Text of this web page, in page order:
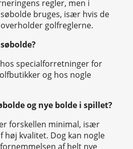
regler, men i
bruges, især hvis de
golfreglerne.
specialforretninger for
og hos nogle
og nye bolde i spillet?
forskellen minimal, især
høj kvalitet. Dog kan nogle
af helt nye